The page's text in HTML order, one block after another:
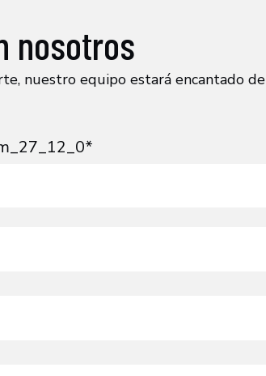
nosotros
nuestro equipo estará encantado de